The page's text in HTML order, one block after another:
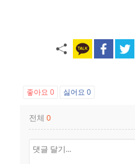
좋아요0 싫어요0
전체0